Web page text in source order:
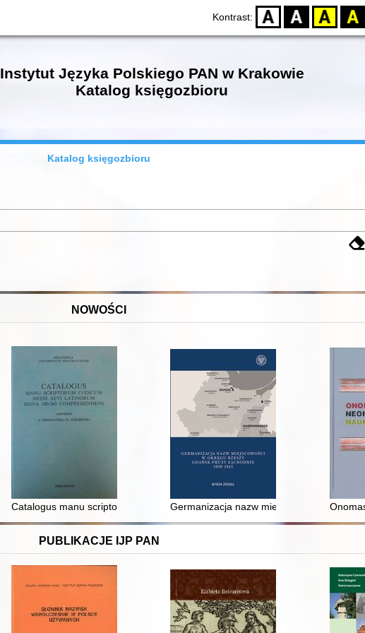
Kontrast: D BW YB BY
Instytut Języka Polskiego PAN w Krakowie
Katalog księgozbioru
Katalog księgozbioru
NOWOŚCI
Catalogus manu scriptorum codicum medii aevi Latinorum signa 180-260
Germanizacja nazw miejscowości w
PUBLIKACJE IJP PAN